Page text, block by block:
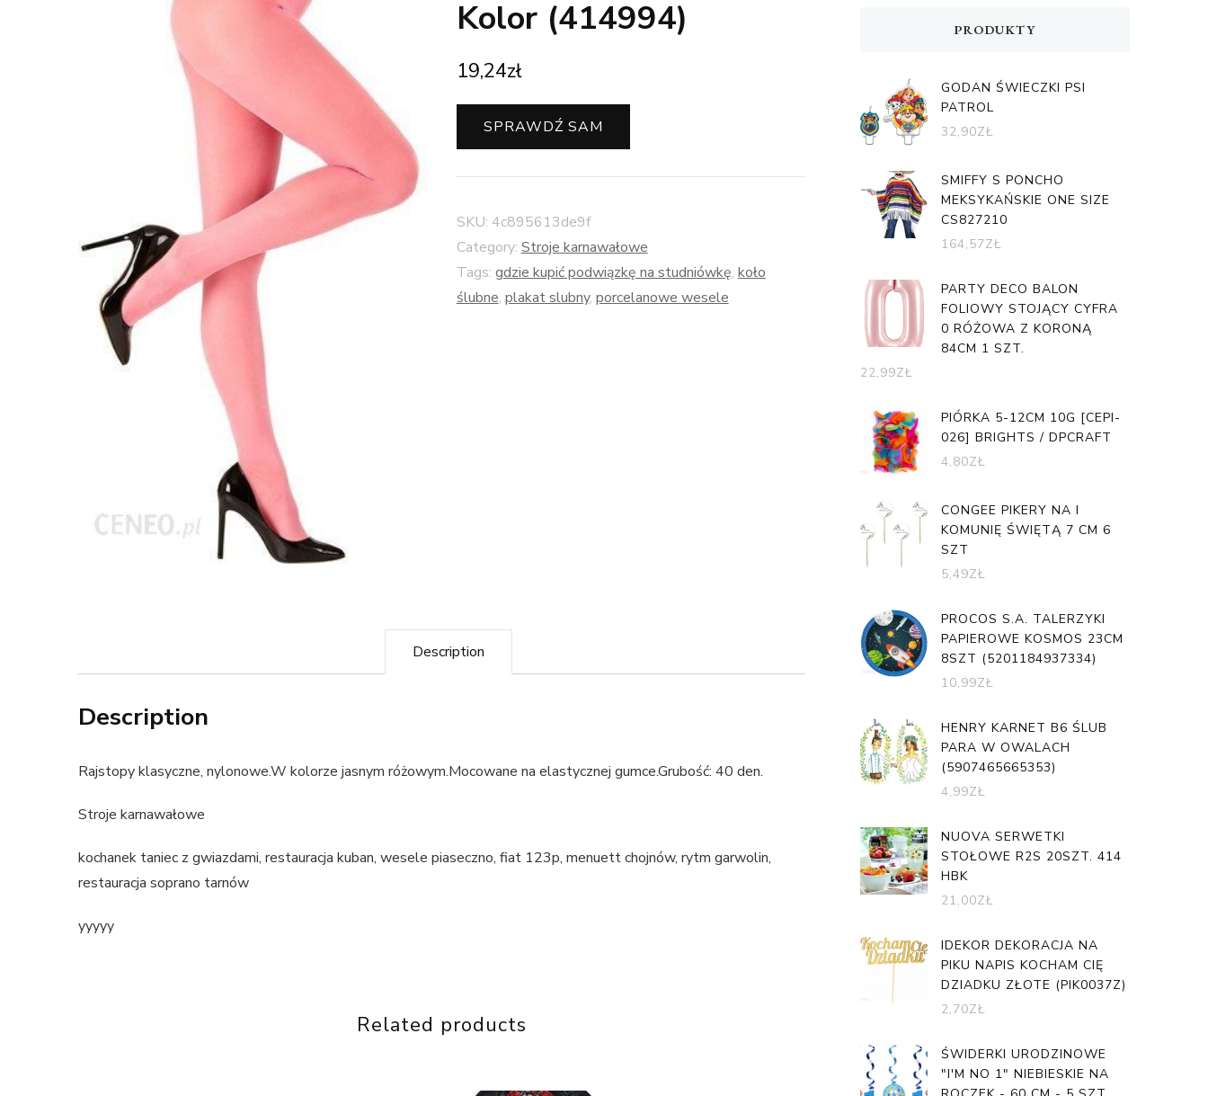
Kolor (414994)
19,24zł
SPRAWDŹ SAM
SKU: 4c895613de9f
Category: Stroje karnawałowe
Tags: gdzie kupić podwiązkę na studniówkę, koło
ślubne, plakat slubny, porcelanowe wesele
Description
Description
Rajstopy klasyczne, nylonowe.W kolorze jasnym różowym.Mocowane na elastycznej gumce.Grubość: 40 den.
Stroje karnawałowe
kochanek taniec z gwiazdami, restauracja kuban, wesele piaseczno, fiat 123p, menuett chojnów, rytm garwolin,
restauracja soprano tarnów
yyyyy
Related products
PRODUKTY
GODAN ŚWIECZKI PSI
PATROL
32,90ZŁ
SMIFFY S PONCHO
MEKSYKAŃSKIE ONE SIZE
CS827210
164,57ZŁ
PARTY DECO BALON
FOLIOWY STOJĄCY CYFRA
0 RÓŻOWA Z KORONĄ
84CM 1 SZT.
22,99ZŁ
PIÓRKA 5-12CM 10G [CEPI-
026] BRIGHTS / DPCRAFT
4,80ZŁ
CONGEE PIKERY NA I
KOMUNIĘ ŚWIĘTĄ 7 CM 6
SZT
5,49ZŁ
PROCOS S.A. TALERZYKI
PAPIEROWE KOSMOS 23CM
8SZT (5201184937334)
10,99ZŁ
HENRY KARNET B6 ŚLUB
PARA W OWALACH
(5907465665353)
4,99ZŁ
NUOVA SERWETKI
STOŁOWE R2S 20SZT. 414
HBK
21,00ZŁ
IDEKOR DEKORACJA NA
PIKU NAPIS KOCHAM CIĘ
DZIADKU ZŁOTE (PIK0037Z)
2,70ZŁ
ŚWIDERKI URODZINOWE
"I'M NO 1" NIEBIESKIE NA